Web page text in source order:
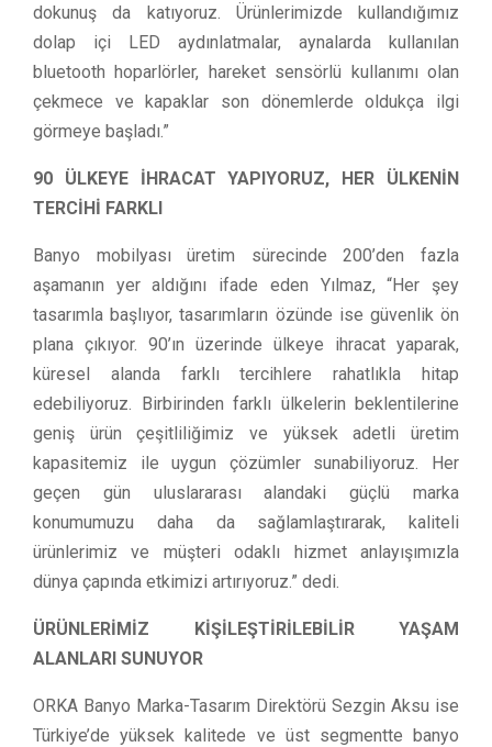
dokunuş da katıyoruz. Ürünlerimizde kullandığımız
dolap içi LED aydınlatmalar, aynalarda kullanılan
bluetooth hoparlörler, hareket sensörlü kullanımı olan
çekmece ve kapaklar son dönemlerde oldukça ilgi
görmeye başladı.”
90 ÜLKEYE İHRACAT YAPIYORUZ, HER ÜLKENİN
TERCİHİ FARKLI
Banyo mobilyası üretim sürecinde 200’den fazla
aşamanın yer aldığını ifade eden Yılmaz, “Her şey
tasarımla başlıyor, tasarımların özünde ise güvenlik ön
plana çıkıyor. 90’ın üzerinde ülkeye ihracat yaparak,
küresel alanda farklı tercihlere rahatlıkla hitap
edebiliyoruz. Birbirinden farklı ülkelerin beklentilerine
geniş ürün çeşitliliğimiz ve yüksek adetli üretim
kapasitemiz ile uygun çözümler sunabiliyoruz. Her
geçen gün uluslararası alandaki güçlü marka
konumumuzu daha da sağlamlaştırarak, kaliteli
ürünlerimiz ve müşteri odaklı hizmet anlayışımızla
dünya çapında etkimizi artırıyoruz.” dedi.
ÜRÜNLERİMİZ KİŞİLEŞTİRİLEBİLİR YAŞAM
ALANLARI SUNUYOR
ORKA Banyo Marka-Tasarım Direktörü Sezgin Aksu ise
Türkiye’de yüksek kalitede ve üst segmentte banyo